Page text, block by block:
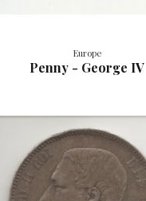
Europe
Penny - George IV